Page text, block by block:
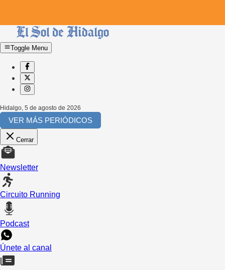
Toggle Menu
Hidalgo, 5 de agosto de 2026
VER MÁS PERIÓDICOS
Cerrar
Newsletter
Circuito Running
Podcast
Únete al canal